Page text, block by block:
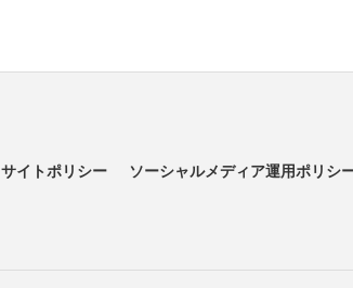
サイトポリシー ソーシャルメディア運用ポリシ